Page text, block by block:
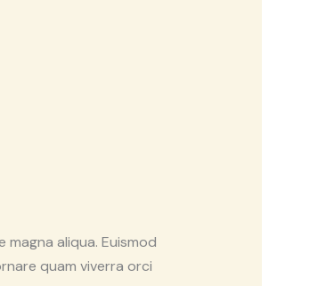
aliqua. Euismod
quam viverra orci